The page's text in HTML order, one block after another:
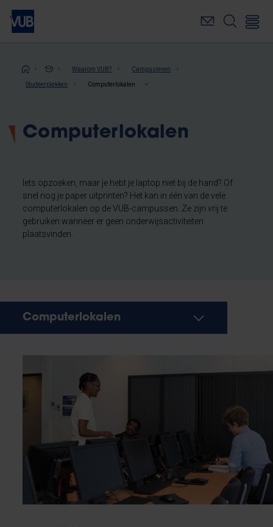
Overslaan
naar
inhoudKruimelpad
Waarom VUB? Campusleven
Studeerplekken Computerlokalen
Computerlokalen
Iets opzoeken, maar je hebt je laptop niet bij de hand? Of
snel nog je paper uitprinten? Het kan in één van de vele
computerlokalen op de VUB-campussen. Ze zijn vrij te
gebruiken wanneer er geen onderwijsactiviteiten
plaatsvinden.
Computerlokalen